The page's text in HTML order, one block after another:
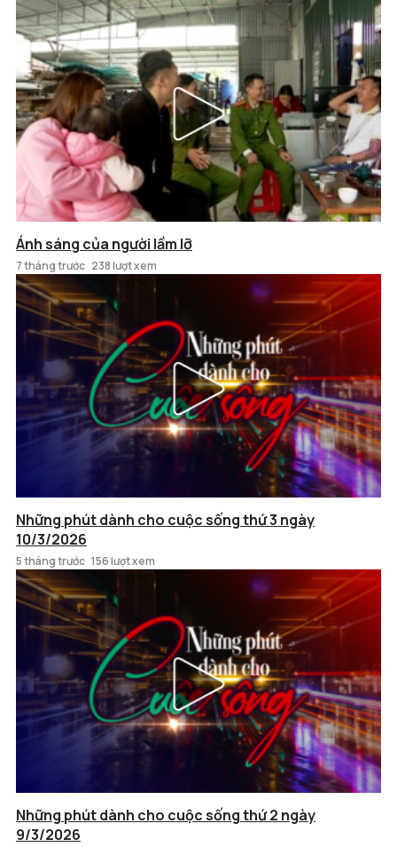
Ánh sáng của người lầm lỡ
7 tháng trước 238 lượt xem
Những phút dành cho cuộc sống thứ 3 ngày
10/3/2026
5 tháng trước 156 lượt xem
Những phút dành cho cuộc sống thứ 2 ngày
9/3/2026